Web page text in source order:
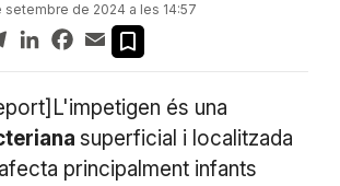
setembre de 2024 a les 14:57
TelegramLinkedInFacebook
Email
és una
superficial i localitzada
principalment infants